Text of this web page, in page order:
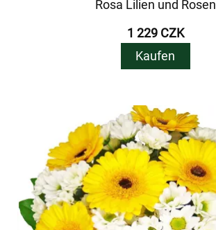
Rosa Lilien und Rosen
1 229 CZK
Kaufen